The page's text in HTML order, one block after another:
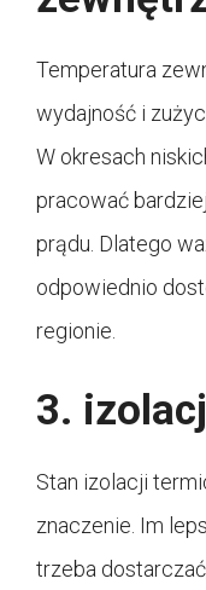
Temperatura
wydajność i
W okresach
pracować
prądu. Dlatego
odpowiednio
regionie.
3.
Stan izolacji
znaczenie. Im
trzeba